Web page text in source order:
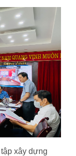
xây dựng